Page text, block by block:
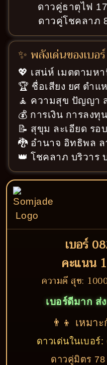
ดาวคู่ธาตุไฟ
ดาวคู่โชคลาภ
✨ พลังเด่นของเบอร์
💖 เสน่ห์ เมตตามห
🏆 ชื่อเสียง ยศ ตำแ
🧘 ความสุข ปัญญา
💰 การเงิน การลง
📝 สุขุม ละเอียด ร
🐉 อำนาจ อิทธิพล ล
👑 โชคลาภ บริวาร
เบอร์
คะแนน
ความดี สุข:
เบอร์ดีมาก ส่
👨‍👦 เหมา
ดาวเด่นในเบอร์
ดาวคู่มิตร